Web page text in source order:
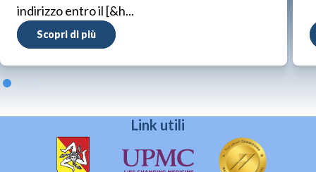
indirizzo entro il [&h...
Scopri di più
Link utili